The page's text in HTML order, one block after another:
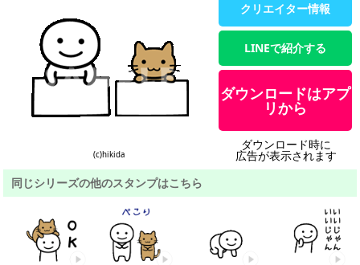
(c)hikida
クリエイター情報
LINEで紹介する
ダウンロードはアプ
リから
ダウンロード時に
広告が表示されます
同じシリーズの他のスタンプはこちら